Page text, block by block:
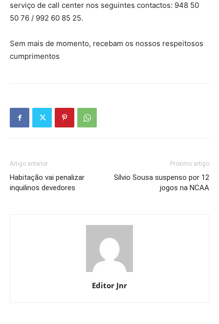
serviço de call center nos seguintes contactos: 948 50
50 76 / 992 60 85 25.
Sem mais de momento, recebam os nossos respeitosos
cumprimentos
Artigo anterior
Habitação vai penalizar
inquilinos devedores
Próximo artigo
Sílvio Sousa suspenso por 12
jogos na NCAA
Editor Jnr